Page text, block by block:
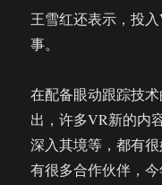
王雪红还表示，投
事。
在配备眼动跟踪技
出，许多VR新的内
深入其境等，都有
有很多合作伙伴，